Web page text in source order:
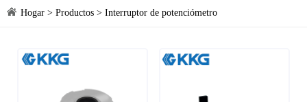
Hogar > Productos > Interruptor de potenciómetro